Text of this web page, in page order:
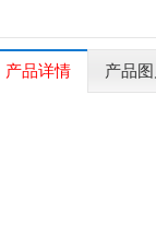
产品详情 产品